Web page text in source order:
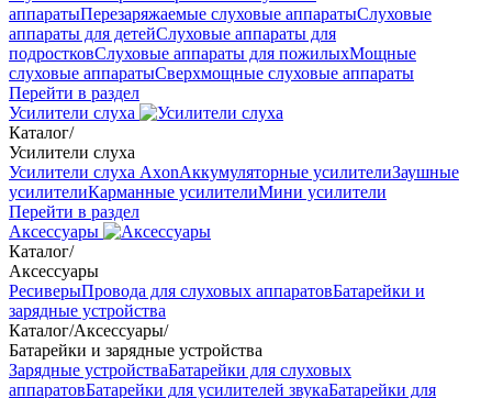
аппаратыПерезаряжаемые слуховые аппаратыСлуховые
аппараты для детейСлуховые аппараты для
подростковСлуховые аппараты для пожилыхМощные
слуховые аппаратыСверхмощные слуховые аппараты
Перейти в раздел
Усилители слуха
Каталог/
Усилители слуха
Усилители слуха AxonАккумуляторные усилителиЗаушные
усилителиКарманные усилителиМини усилители
Перейти в раздел
Аксессуары
Каталог/
Аксессуары
РесиверыПровода для слуховых аппаратовБатарейки и
зарядные устройства
Каталог/Аксессуары/
Батарейки и зарядные устройства
Зарядные устройстваБатарейки для слуховых
аппаратовБатарейки для усилителей звукаБатарейки для